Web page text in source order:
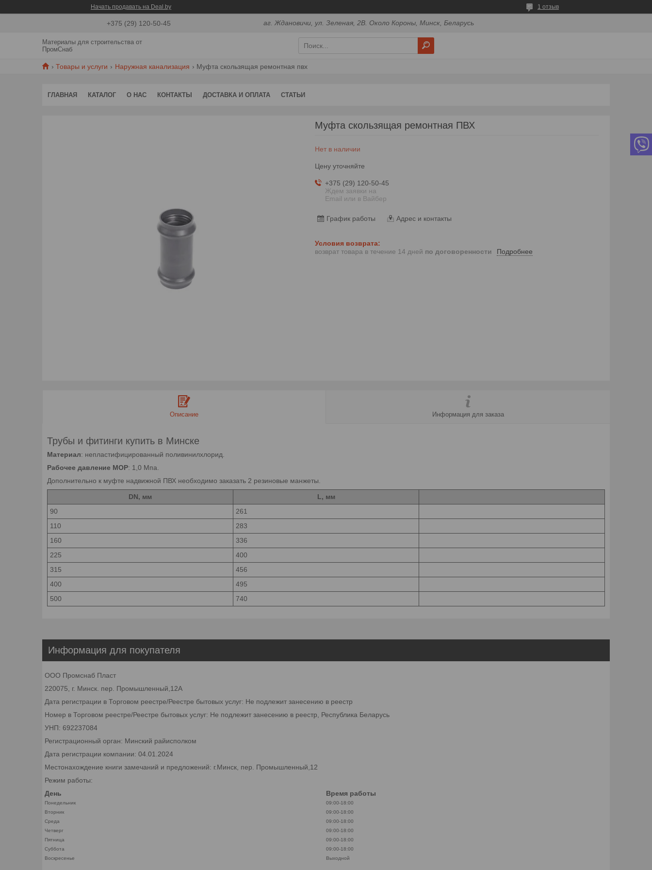
Начать продавать на Deal.by 1 отзыв
+375 (29) 120-50-45 аг. Ждановичи, ул. Зеленая, 2В. Около Короны, Минск, Беларусь
Материалы для строительства от
ПромСнаб
Товары и услуги Наружная канализация Муфта скользящая ремонтная пвх
ГЛАВНАЯ КАТАЛОГ О НАС КОНТАКТЫ ДОСТАВКА И ОПЛАТА СТАТЬИ
Муфта скользящая ремонтная ПВХ
Нет в наличии
Цену уточняйте
+375 (29) 120-50-45
Ждем заявки на
Email или в Вайбер
График работы Адрес и контакты
возврат товара в течение 14 дней по договоренности Подробнее
Описание Информация для заказа
Трубы и фитинги купить в Минске
Материал: непластифицированный поливинилхлорид.
Рабочее давление MOP: 1,0 Мпа.
Дополнительно к муфте надвижной ПВХ необходимо заказать 2 резиновые манжеты.
DN, мм
L, мм
90
261
110
283
160
336
225
400
315
456
400
495
500
740
Информация для покупателя
ООО Промснаб Пласт
220075, г. Минск. пер. Промышленный,12А
Дата регистрации в Торговом реестре/Реестре бытовых услуг: Не подлежит занесению в реестр
Номер в Торговом реестре/Реестре бытовых услуг: Не подлежит занесению в реестр, Республика Беларусь
УНП: 692237084
Регистрационный орган: Минский райисполком
Дата регистрации компании: 04.01.2024
Местонахождение книги замечаний и предложений: г.Минск, пер. Промышленный,12
Режим работы:
День
Время работы
Понедельник
09:00-18:00
Вторник
09:00-18:00
Среда
09:00-18:00
Четверг
09:00-18:00
Пятница
09:00-18:00
Суббота
09:00-18:00
Воскресенье
Выходной